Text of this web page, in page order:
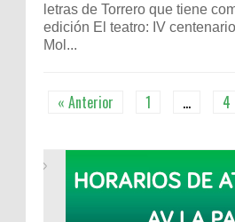
letras de Torrero que tiene
edición El teatro: IV
Mol...
« Anterior 1 … 4